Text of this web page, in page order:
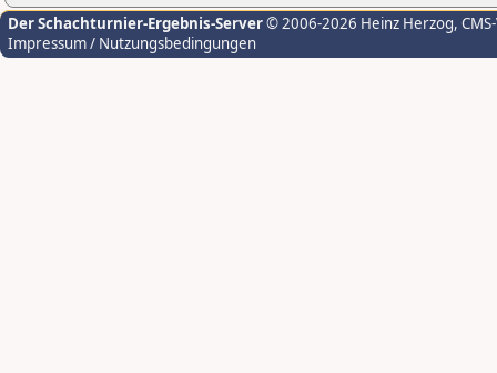
Der Schachturnier-Ergebnis-Server© 2006-2026 Heinz Herzog,
Impressum / Nutzungsbedingungen